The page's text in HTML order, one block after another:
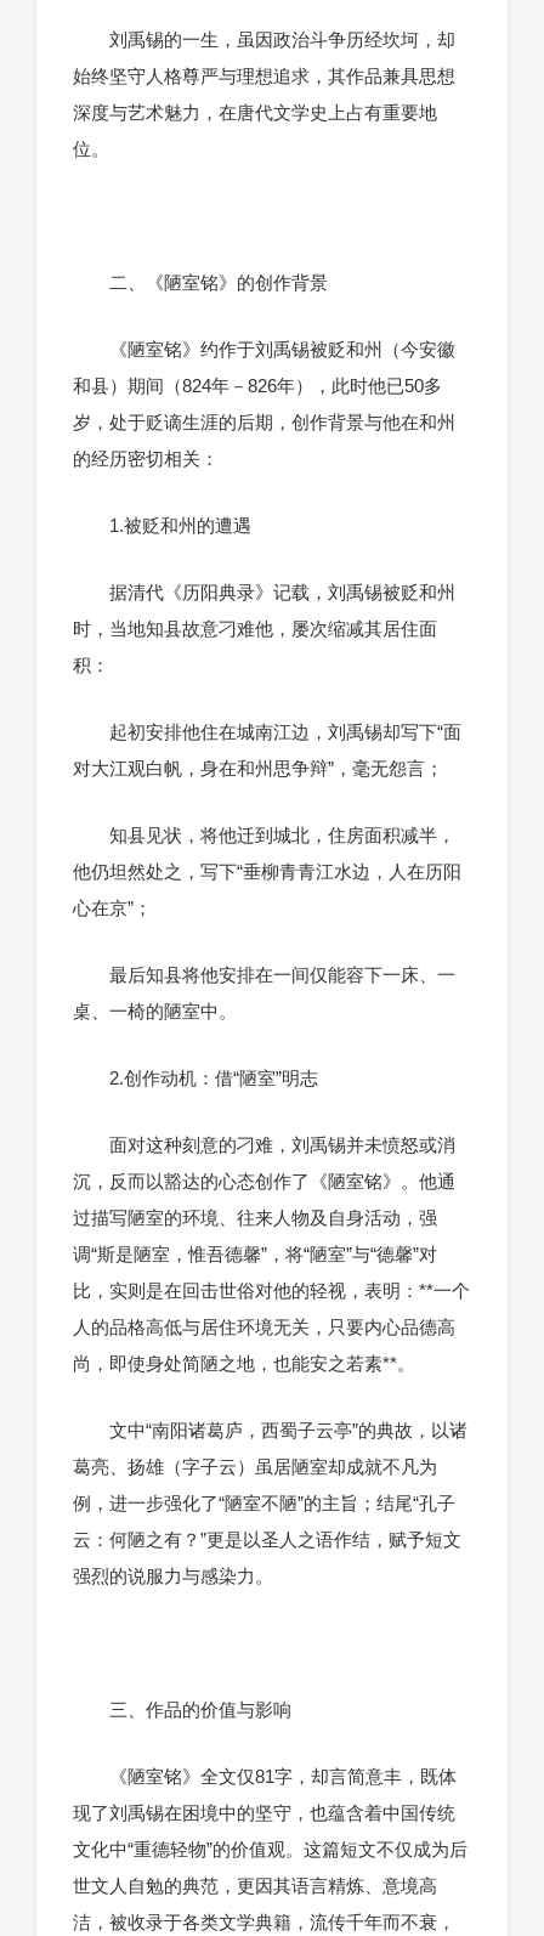
刘禹锡的一生，虽因政治斗争历经坎坷，却
始终坚守人格尊严与理想追求，其作品兼具思想
深度与艺术魅力，在唐代文学史上占有重要地
位。
二、《陋室铭》的创作背景
《陋室铭》约作于刘禹锡被贬和州（今安徽
和县）期间（824年－826年），此时他已50多
岁，处于贬谪生涯的后期，创作背景与他在和州
的经历密切相关：
1.被贬和州的遭遇
据清代《历阳典录》记载，刘禹锡被贬和州
时，当地知县故意刁难他，屡次缩减其居住面
积：
起初安排他住在城南江边，刘禹锡却写下“面
对大江观白帆，身在和州思争辩”，毫无怨言；
知县见状，将他迁到城北，住房面积减半，
他仍坦然处之，写下“垂柳青青江水边，人在历阳
心在京”；
最后知县将他安排在一间仅能容下一床、一
桌、一椅的陋室中。
2.创作动机：借“陋室”明志
面对这种刻意的刁难，刘禹锡并未愤怒或消
沉，反而以豁达的心态创作了《陋室铭》。他通
过描写陋室的环境、往来人物及自身活动，强
调“斯是陋室，惟吾德馨”，将“陋室”与“德馨”对
比，实则是在回击世俗对他的轻视，表明：**一个
人的品格高低与居住环境无关，只要内心品德高
尚，即使身处简陋之地，也能安之若素**。
文中“南阳诸葛庐，西蜀子云亭”的典故，以诸
葛亮、扬雄（字子云）虽居陋室却成就不凡为
例，进一步强化了“陋室不陋”的主旨；结尾“孔子
云：何陋之有？”更是以圣人之语作结，赋予短文
强烈的说服力与感染力。
三、作品的价值与影响
《陋室铭》全文仅81字，却言简意丰，既体
现了刘禹锡在困境中的坚守，也蕴含着中国传统
文化中“重德轻物”的价值观。这篇短文不仅成为后
世文人自勉的典范，更因其语言精炼、意境高
洁，被收录于各类文学典籍，流传千年而不衰，